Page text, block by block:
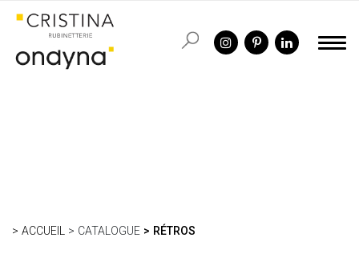
ACCUEIL CATALOGUE RÉTROS